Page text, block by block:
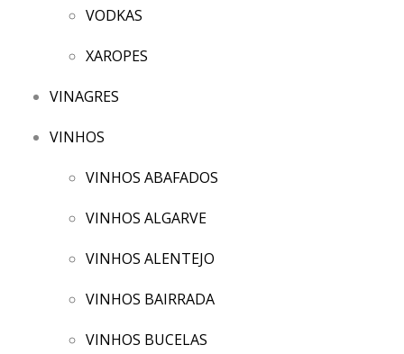
VODKAS
XAROPES
VINAGRES
VINHOS
VINHOS ABAFADOS
VINHOS ALGARVE
VINHOS ALENTEJO
VINHOS BAIRRADA
VINHOS BUCELAS